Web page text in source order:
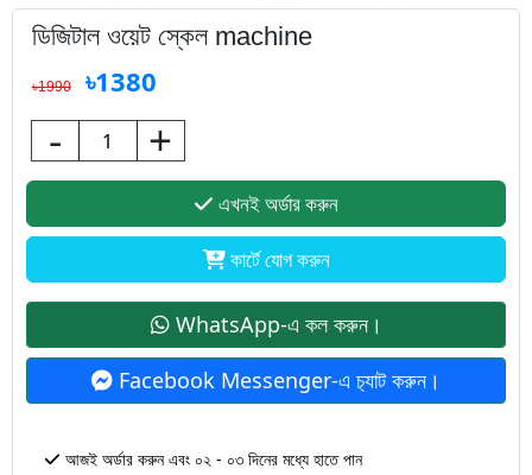
ডিজিটাল ওয়েট স্কেল machine
৳1990 ৳1380
- +
এখনই অর্ডার করুন
কার্টে যোগ করুন
WhatsApp-এ কল করুন।
Facebook Messenger-এ চ‍্যাট করুন।
আজই অর্ডার করুন এবং ০২ - ০৩ দিনের মধ্যে হাতে পান